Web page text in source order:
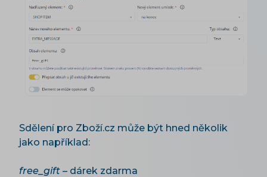
Sdělení pro Zboží.cz může být hned několik
jako například:
free_gift – dárek zdarma